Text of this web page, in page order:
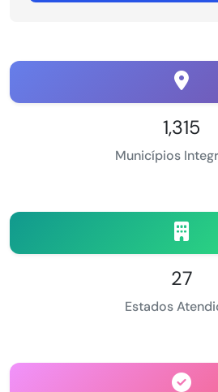
1,315
Municípios
27
Estados